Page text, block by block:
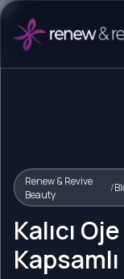
Renew & Revive
Beauty
/
Kalıcı